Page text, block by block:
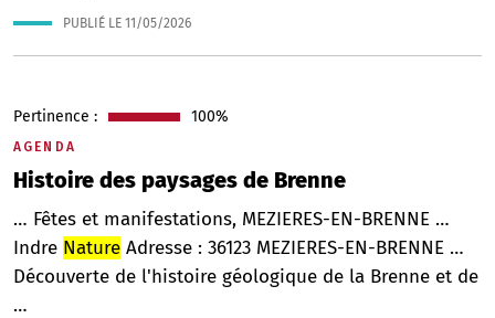
PUBLIÉ LE 11/05/2026
AGENDA
Histoire des paysages de Brenne
Pertinence : 100%
… Fêtes et manifestations, MEZIERES-EN-BRENNE …
Indre Nature Adresse : 36123 MEZIERES-EN-BRENNE …
Découverte de l'histoire géologique de la Brenne et de
…